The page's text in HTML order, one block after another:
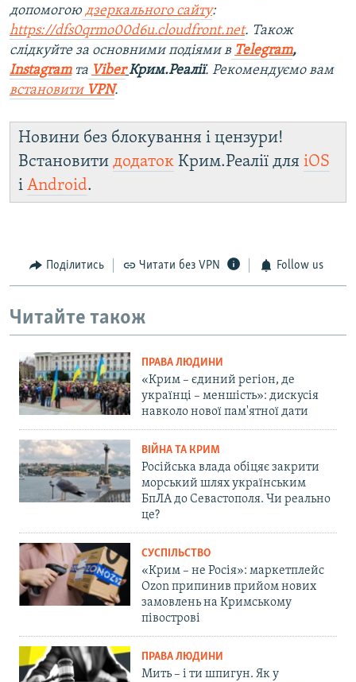
допомогою дзеркального сайту:
https://dfs0qrmo00d6u.cloudfront.net. Також
слідкуйте за основними подіями в Telegram,
Instagramта Viber Крим.Реалії. Рекомендуємо вам
встановити VPN.
Новини без блокування і цензури!
Встановити додаток Крим.Реалії для iOS
і Android.
Поділитись Читати без VPN Follow us
Читайте також
ПРАВА ЛЮДИНИ
«Крим – єдиний регіон, де
українці – меншість»: дискусія
навколо нової пам'ятної дати
ВІЙНА ТА КРИМ
Російська влада обіцяє закрити
морський шлях українським
БпЛА до Севастополя. Чи реально
це?
СУСПІЛЬСТВО
«Крим – не Росія»: маркетплейс
Ozon припинив прийом нових
замовлень на Кримському
півострові
ПРАВА ЛЮДИНИ
Мить – і ти шпигун. Як у